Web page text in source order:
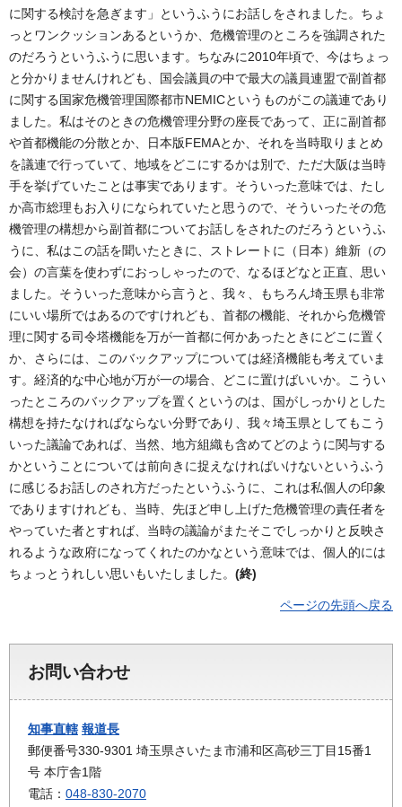
に関する検討を急ぎます」というふうにお話しをされました。ちょ
っとワンクッションあるというか、危機管理のところを強調された
のだろうというふうに思います。ちなみに2010年頃で、今はちょっ
と分かりませんけれども、国会議員の中で最大の議員連盟で副首都
に関する国家危機管理国際都市NEMICというものがこの議連であり
ました。私はそのときの危機管理分野の座長であって、正に副首都
や首都機能の分散とか、日本版FEMAとか、それを当時取りまとめ
を議連で行っていて、地域をどこにするかは別で、ただ大阪は当時
手を挙げていたことは事実であります。そういった意味では、たし
か高市総理もお入りになられていたと思うので、そういったその危
機管理の構想から副首都についてお話しをされたのだろうというふ
うに、私はこの話を聞いたときに、ストレートに（日本）維新（の
会）の言葉を使わずにおっしゃったので、なるほどなと正直、思い
ました。そういった意味から言うと、我々、もちろん埼玉県も非常
にいい場所ではあるのですけれども、首都の機能、それから危機管
理に関する司令塔機能を万が一首都に何かあったときにどこに置く
か、さらには、このバックアップについては経済機能も考えていま
す。経済的な中心地が万が一の場合、どこに置けばいいか。こうい
ったところのバックアップを置くというのは、国がしっかりとした
構想を持たなければならない分野であり、我々埼玉県としてもこう
いった議論であれば、当然、地方組織も含めてどのように関与する
かということについては前向きに捉えなければいけないというふう
に感じるお話しのされ方だったというふうに、これは私個人の印象
でありますけれども、当時、先ほど申し上げた危機管理の責任者を
やっていた者とすれば、当時の議論がまたそこでしっかりと反映さ
れるような政府になってくれたのかなという意味では、個人的には
ちょっとうれしい思いもいたしました。 (終)
ページの先頭へ戻る
お問い合わせ
知事直轄 報道長
郵便番号330-9301 埼玉県さいたま市浦和区高砂三丁目15番1
号 本庁舎1階
電話： 048-830-2070